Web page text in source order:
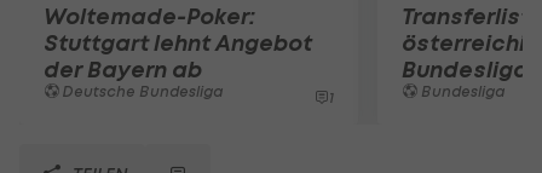
Woltemade-Poker:
Stuttgart lehnt Angebot
der Bayern ab
Deutsche Bundesliga 1
Bundesliga
Bundesliga